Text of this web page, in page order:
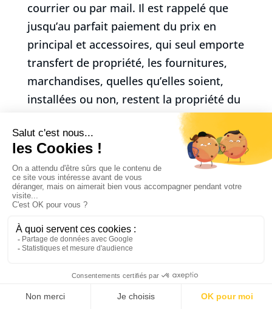
courrier ou par mail. Il est rappelé que
jusqu’au parfait paiement du prix en
principal et accessoires, qui seul emporte
transfert de propriété, les fournitures,
marchandises, quelles qu’elles soient,
installées ou non, restent la propriété du
PRESTATAIRE, et que jusque-là elles sont
seulement remises à la garde du CLIENT
qui en assume tous les risques. A ce titre,
il est interdit au CLIENT d’en disposer
pour les revendre les céder à titre de
garantie ou de les transformer avant le
paiement de l’intégralité de la créance
due au PRESTATAIRE. Le CLIENT
de la réserve de propriété dès leur
remise matérielle et supportera les